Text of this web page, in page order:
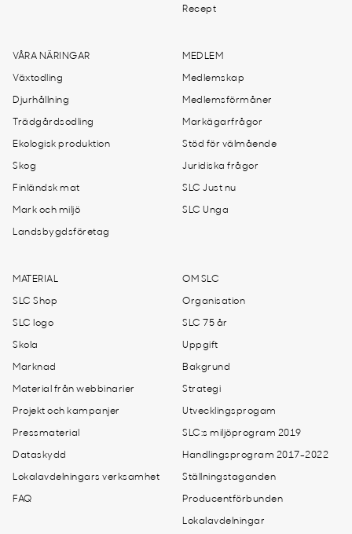
Recept
VÅRA NÄRINGAR
Växtodling
Djurhållning
Trädgårdsodling
Ekologisk produktion
Skog
Finländsk mat
Mark och miljö
Landsbygdsföretag
MEDLEM
Medlemskap
Medlemsförmåner
Markägarfrågor
Stöd för välmående
Juridiska frågor
SLC Just nu
SLC Unga
MATERIAL
SLC Shop
SLC logo
Skola
Marknad
Material från webbinarier
Projekt och kampanjer
Pressmaterial
Dataskydd
Lokalavdelningars verksamhet
FAQ
OM SLC
Organisation
SLC 75 år
Uppgift
Bakgrund
Strategi
Utvecklingsprogam
SLC:s miljöprogram 2019
Handlingsprogram 2017-2022
Ställningstaganden
Producentförbunden
Lokalavdelningar